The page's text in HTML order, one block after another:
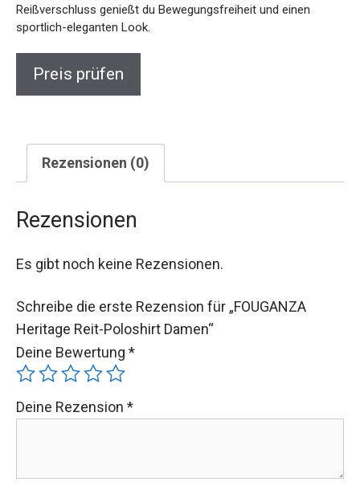
Reißverschluss genießt du Bewegungsfreiheit und einen
sportlich-eleganten Look.
Preis prüfen
Rezensionen (0)
Rezensionen
Es gibt noch keine Rezensionen.
Schreibe die erste Rezension für „FOUGANZA
Heritage Reit-Poloshirt Damen“
Deine Bewertung *
Deine Rezension *